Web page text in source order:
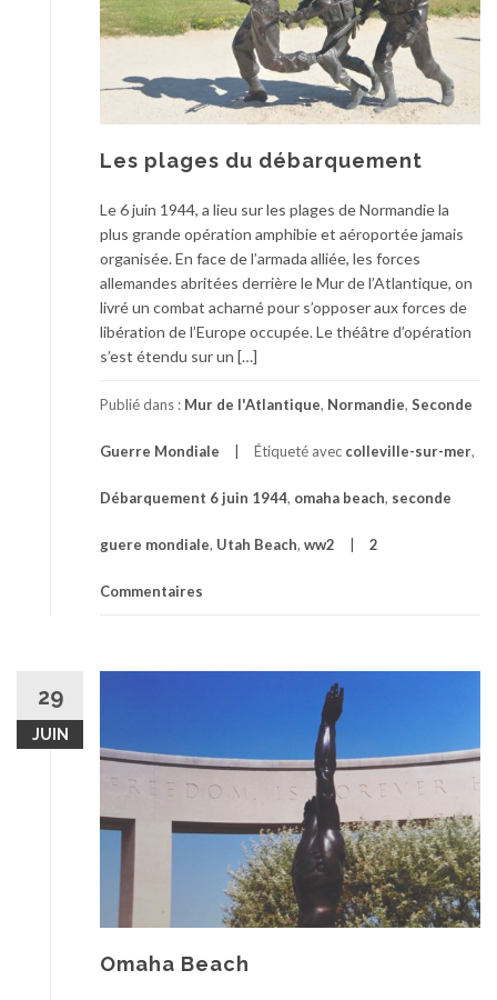
Les plages du débarquement
Le 6 juin 1944, a lieu sur les plages de Normandie la
plus grande opération amphibie et aéroportée jamais
organisée. En face de l’armada alliée, les forces
allemandes abritées derrière le Mur de l’Atlantique, on
livré un combat acharné pour s’opposer aux forces de
libération de l’Europe occupée. Le théâtre d’opération
s’est étendu sur un […]
Publié dans : Mur de l'Atlantique, Normandie, Seconde
Guerre Mondiale Étiqueté avec colleville-sur-mer,
Débarquement 6 juin 1944, omaha beach, seconde
guere mondiale, Utah Beach, ww2 2
Commentaires
29
JUIN
Omaha Beach